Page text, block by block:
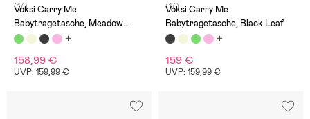
(17)
Voksi Carry Me
Babytragetasche, Meadow
Green Leaf
158,99 €
UVP: 159,99 €
(17)
Voksi Carry Me
Babytragetasche, Black Leaf
159 €
UVP: 159,99 €